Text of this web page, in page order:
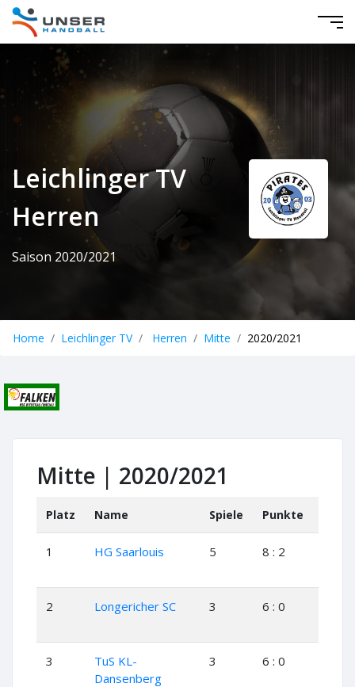
Leichlinger TV
Herren
Saison 2020/2021
Home Leichlinger TV Herren Mitte 2020/2021
Mitte | 2020/2021
Platz Name Spiele Punkte
1 HG Saarlouis 5 8 : 2
2 Longericher SC 3 6 : 0
3
TuS KL-
Dansenberg
3 6 : 0